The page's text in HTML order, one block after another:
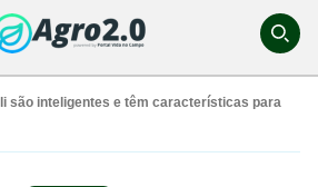
são inteligentes e têm características para